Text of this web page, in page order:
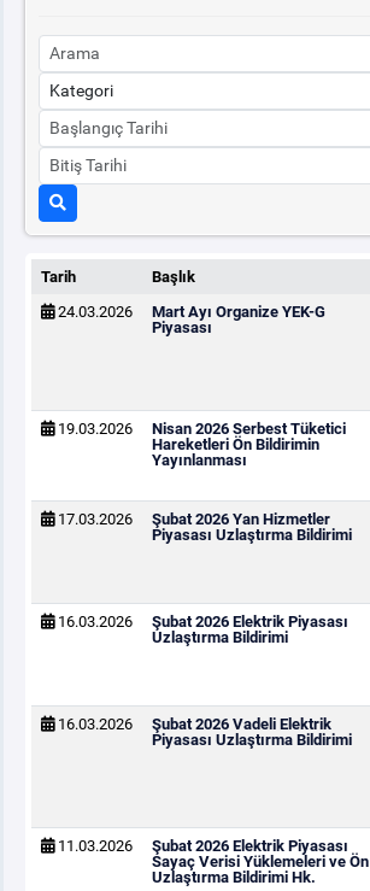
Tarih Başlık
24.03.2026
Mart Ayı Organize YEK-G
Piyasası
19.03.2026
Nisan 2026 Serbest Tüketici
Hareketleri Ön Bildirimin
Yayınlanması
17.03.2026
Şubat 2026 Yan Hizmetler
Piyasası Uzlaştırma Bildirimi
16.03.2026
Şubat 2026 Elektrik Piyasası
Uzlaştırma Bildirimi
16.03.2026
Şubat 2026 Vadeli Elektrik
Piyasası Uzlaştırma Bildirimi
11.03.2026
Şubat 2026 Elektrik Piyasası
Sayaç Verisi Yüklemeleri ve Ön
Uzlaştırma Bildirimi Hk.